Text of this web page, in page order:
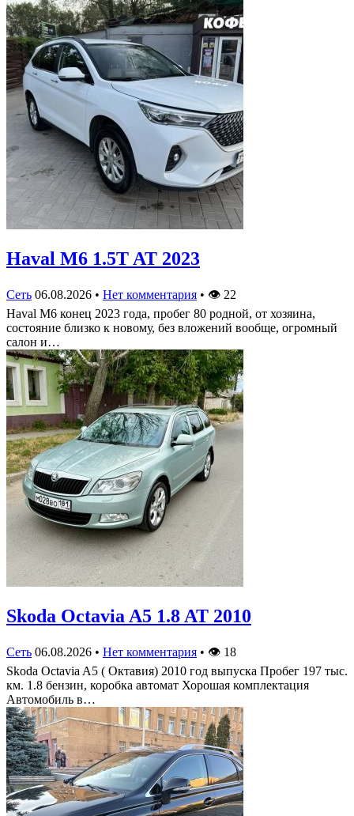
Haval M6 1.5T AT 2023
Сеть 06.08.2026 • Нет комментария • 👁 22
Haval M6 конец 2023 года, пробег 80 родной, от хозяина,
состояние близко к новому, без вложений вообще, огромный
салон и…
Skoda Octavia A5 1.8 AT 2010
Сеть 06.08.2026 • Нет комментария • 👁 18
Skoda Octavia A5 ( Октавия) 2010 год выпуска Пробег 197 тыс.
км. 1.8 бензин, коробка автомат Хорошая комплектация
Автомобиль в…